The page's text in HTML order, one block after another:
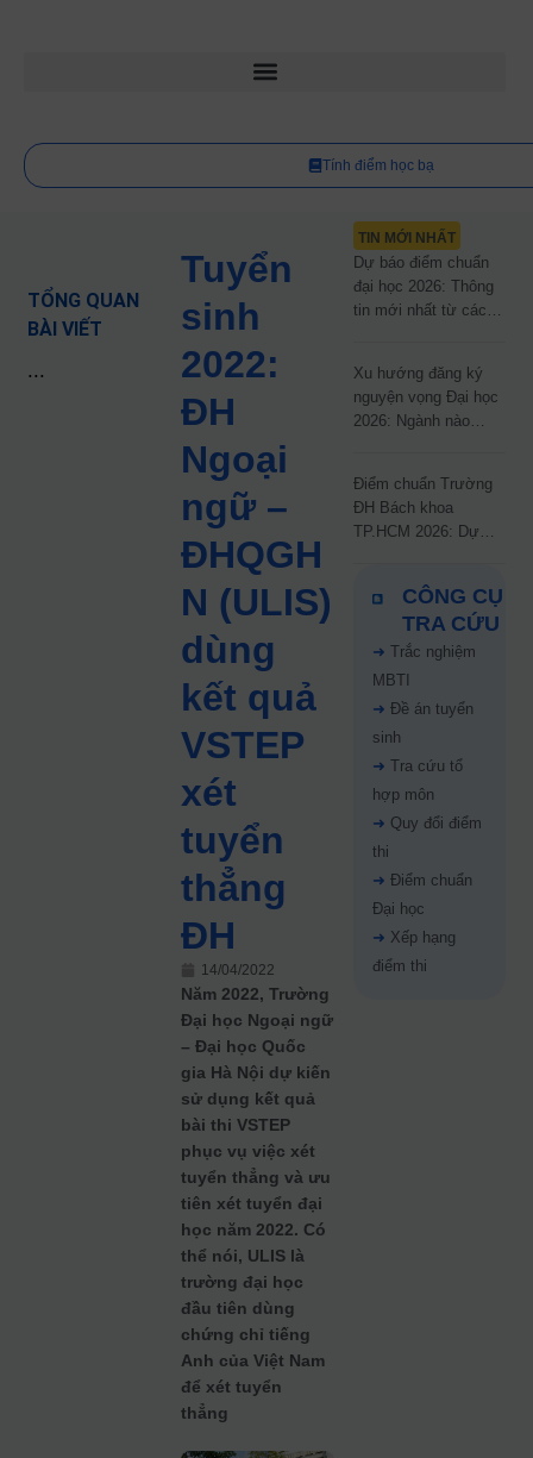
Tính điểm học bạ
TỔNG QUAN
BÀI VIẾT
...
Tuyển
sinh
2022:
ĐH
Ngoại
ngữ –
ĐHQGH
N (ULIS)
dùng
kết quả
VSTEP
xét
tuyển
thẳng
ĐH
14/04/2022
Năm 2022, Trường
Đại học Ngoại ngữ
– Đại học Quốc
gia Hà Nội dự kiến
sử dụng kết quả
bài thi VSTEP
phục vụ việc xét
tuyển thẳng và ưu
tiên xét tuyển đại
học năm 2022. Có
thể nói, ULIS là
trường đại học
đầu tiên dùng
chứng chỉ tiếng
Anh của Việt Nam
để xét tuyển
thẳng
TIN MỚI NHẤT
Dự báo điểm chuẩn
đại học 2026: Thông
tin mới nhất từ các
Xu hướng đăng ký
nguyện vọng Đại học
2026: Ngành nào
Điểm chuẩn Trường
ĐH Bách khoa
TP.HCM 2026: Dự
67%
CÔNG CỤ
TRA CỨU
➜ Trắc nghiệm
MBTI
➜ Đề án tuyển
sinh
➜ Tra cứu tổ
hợp môn
➜ Quy đổi điểm
thi
➜ Điểm chuẩn
Đại học
➜ Xếp hạng
điểm thi